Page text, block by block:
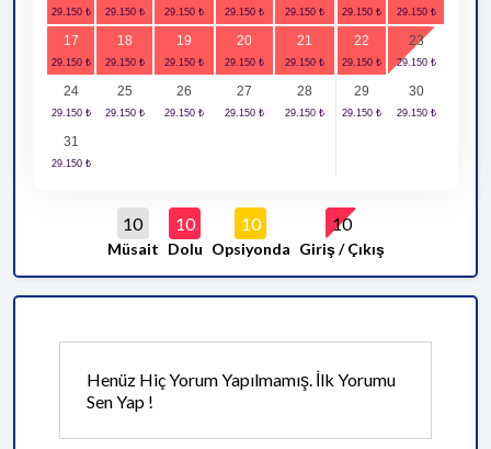
17 18 19 20 21 22 23
24 25 26 27 28 29 30
31
10
Müsait
10
Dolu
10
Opsiyonda
10
Giriş / Çıkış
Henüz Hiç Yorum Yapılmamış. İlk Yorumu
Sen Yap !